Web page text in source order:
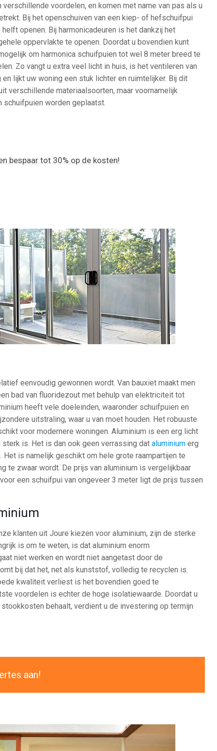
voordelen, en komen met name van pas als u
Bij het openschuiven van een kiep- of hefschuifpui
openen. Bij harmonicadeuren is het dankzij het
oppervlakte te openen. Doordat u bovendien kunt
om harmonica schuifpuien tot wel 8 meter breed te
Zo vangt u extra veel licht in huis, is het ventileren van
lijkt uw woning een stuk lichter en ruimtelijker. Bij dit
verschillende materiaalsoorten, maar voornamelijk
schuifpuien worden geplaatst.
bespaar tot 30% op de kosten!
eenvoudig gewonnen wordt. Van bauxiet maakt men
bad van fluoridezout met behulp van elektriciteit tot
heeft vele doeleinden, waaronder schuifpuien en
uitstraling, waar u van moet houden. Het robuuste
voor modernere woningen. Aluminium is een erg licht
is. Het is dan ook geen verrassing dat aluminiumerg
is namelijk geschikt om hele grote raampartijen te
te zwaar wordt. De prijs van aluminium is vergelijkbaar
een schuifpui van ongeveer 3 meter ligt de prijs tussen
klanten uit Joure kiezen voor aluminium, zijn de sterke
is om te weten, is dat aluminium enorm
niet werken en wordt niet aangetast door de
bij dat het, net als kunststof, volledig te recyclen is.
kwaliteit verliest is het bovendien goed te
voordelen is echter de hoge isolatiewaarde. Doordat u
behaalt, verdient u de investering op termijn
aan!